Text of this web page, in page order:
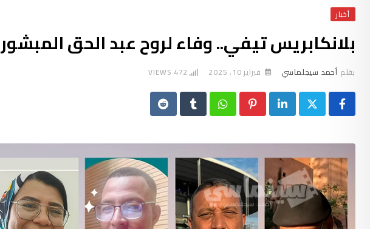
أخبار
بلانكابريس تيفي.. وفاء لروح عبد الحق المبشور
بقلم أحمد سيجلماسي فبراير 10, 2025 472
LinkedIn
Pinterest
Whatsapp
Tumblr
Reddit